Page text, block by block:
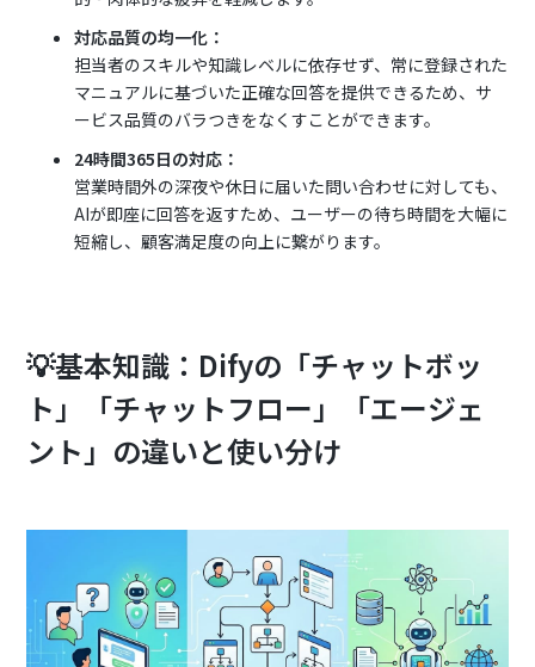
対応品質の均一化：
担当者のスキルや知識レベルに依存せず、常に登録された
マニュアルに基づいた正確な回答を提供できるため、サ
ービス品質のバラつきをなくすことができます。
24時間365日の対応：
営業時間外の深夜や休日に届いた問い合わせに対しても、
AIが即座に回答を返すため、ユーザーの待ち時間を大幅に
短縮し、顧客満足度の向上に繋がります。
💡基本知識：Difyの「チャットボッ
ト」「チャットフロー」「エージェ
ント」の違いと使い分け